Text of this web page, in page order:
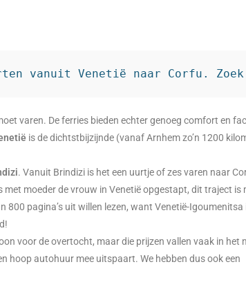
vanuit Venetië naar Corfu. Zoek
varen. De ferries bieden echter genoeg comfort en
is de dichtstbijzijnde (vanaf Arnhem zo’n 1200
. Vanuit Brindizi is het een uurtje of zes varen naar
moeder de vrouw in Venetië opgestapt, dit traject is
800 pagina’s uit willen lezen, want Venetië-Igoumenitsa
voor de overtocht, maar die prijzen vallen vaak in het
hoop autohuur mee uitspaart. We hebben dus ook een